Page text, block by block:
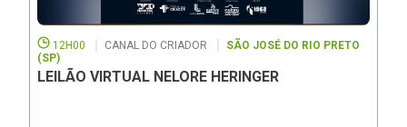
12H00 CANAL DO CRIADOR
SÃO JOSÉ DO RIO PRETO
(SP)
LEILÃO VIRTUAL NELORE HERINGER